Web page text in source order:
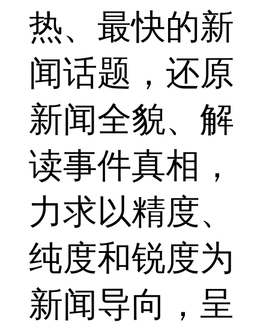
热、最快的新
闻话题，还原
新闻全貌、解
读事件真相，
力求以精度、
纯度和锐度为
新闻导向，呈